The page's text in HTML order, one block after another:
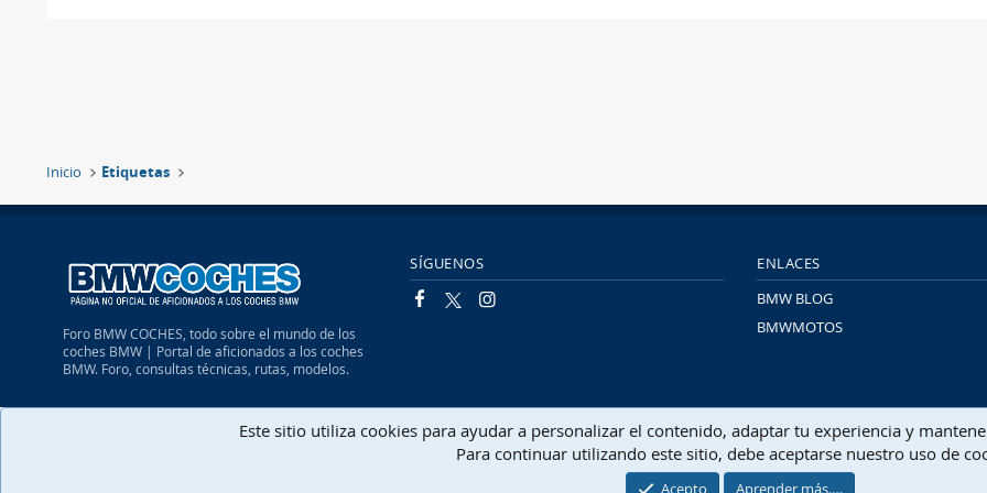
Inicio Etiquetas
Foro BMW COCHES, todo sobre el mundo de los
coches BMW | Portal de aficionados a los coches
BMW. Foro, consultas técnicas, rutas, modelos.
SÍGUENOS
ENLACES
BMW BLOG
BMWMOTOS
Community platform by XenForo ® © 2010-2026 XenForo Ltd.
Traducido por
XenFacil.com . © 2010-2019
Este sitio utiliza cookies para ayudar a personalizar el contenido, adaptar tu experiencia y
Para continuar utilizando este sitio, debe aceptarse nuestro uso de
Acepto Aprender más.…